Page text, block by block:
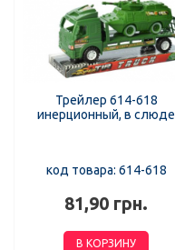
Трейлер 614-618
инерционный, в слюде
код товара: 614-618
81,90 грн.
В КОРЗИНУ